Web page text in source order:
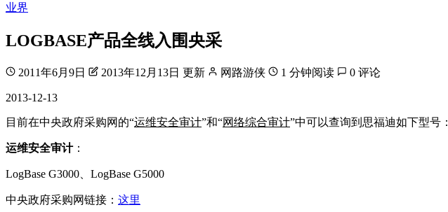
业界
LOGBASE产品全线入围央采
2011年6月9日 2013年12月13日 更新 网路游侠 1 分钟阅读 0 评论
2013-12-13
目前在中央政府采购网的“运维安全审计”和“网络综合审计”中可以查询到思福迪如下型号：
运维安全审计：
LogBase G3000、LogBase G5000
中央政府采购网链接： 这里